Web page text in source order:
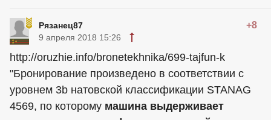
Рязанец87 +8
9 апреля 2018 15:26
http://oruzhie.info/bronetekhnika/699-tajfun-k
"Бронирование произведено в соответствии с
уровнем 3b натовской классификации STANAG
4569, по которому машина выдерживает